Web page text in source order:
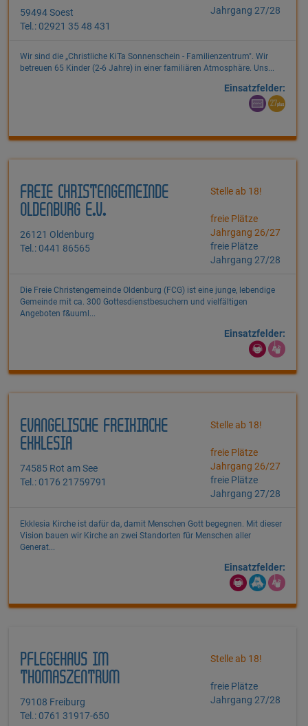
59494 Soest
Tel.: 02921 35 48 431
Jahrgang 27/28
Wir sind die „Christliche KiTa Sonnenschein - Familienzentrum". Wir
betreuen 65 Kinder (2-6 Jahre) in einer familiären Atmosphäre. Uns...
Einsatzfelder:
FREIE CHRISTENGEMEINDE
OLDENBURG E.V.
26121 Oldenburg
Tel.: 0441 86565
Stelle ab 18!
freie Plätze
Jahrgang 26/27
freie Plätze
Jahrgang 27/28
Die Freie Christengemeinde Oldenburg (FCG) ist eine junge, lebendige
Gemeinde mit ca. 300 Gottesdienstbesuchern und vielfältigen
Angeboten f&uuml...
Einsatzfelder:
EVANGELISCHE FREIKIRCHE
EKKLESIA
74585 Rot am See
Tel.: 0176 21759791
Stelle ab 18!
freie Plätze
Jahrgang 26/27
freie Plätze
Jahrgang 27/28
Ekklesia Kirche ist dafür da, damit Menschen Gott begegnen. Mit dieser
Vision bauen wir Kirche an zwei Standorten für Menschen aller
Generat...
Einsatzfelder:
PFLEGEHAUS IM
THOMASZENTRUM
79108 Freiburg
Tel.: 0761 31917-650
Stelle ab 18!
freie Plätze
Jahrgang 27/28